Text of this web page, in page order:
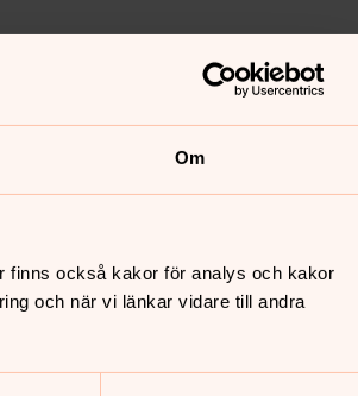
Om
finns också kakor för analys och kakor
och när vi länkar vidare till andra